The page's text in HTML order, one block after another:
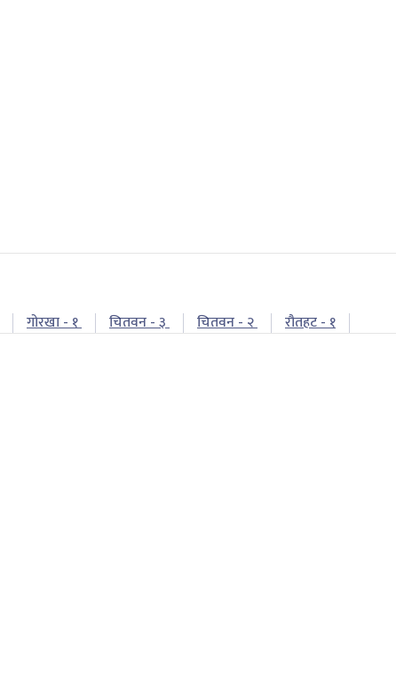
गोरखा - १ चितवन - ३ चितवन - २ रौतहट - १